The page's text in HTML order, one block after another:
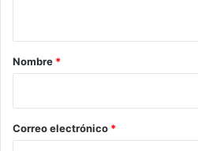
r
*
Nombre *
Correo electrónico *